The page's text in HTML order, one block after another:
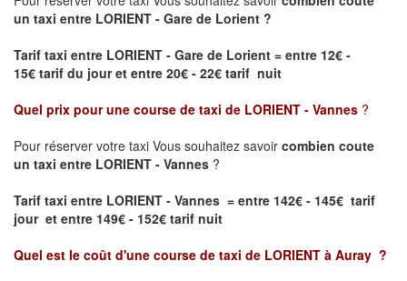
un taxi entre LORIENT - Gare de Lorient ?
Tarif taxi entre LORIENT - Gare de Lorient = entre 12€ -
15€ tarif du jour et entre 20€ - 22€ tarif nuit
Quel prix pour une course de taxi de LORIENT - Vannes ?
Pour réserver votre taxi Vous souhaitez savoir combien coute
un taxi entre LORIENT - Vannes ?
Tarif taxi entre LORIENT - Vannes = entre 142€ - 145€ tarif
jour et entre 149€ - 152€ tarif nuit
Quel est le coût d'une course de taxi de LORIENT à Auray ?